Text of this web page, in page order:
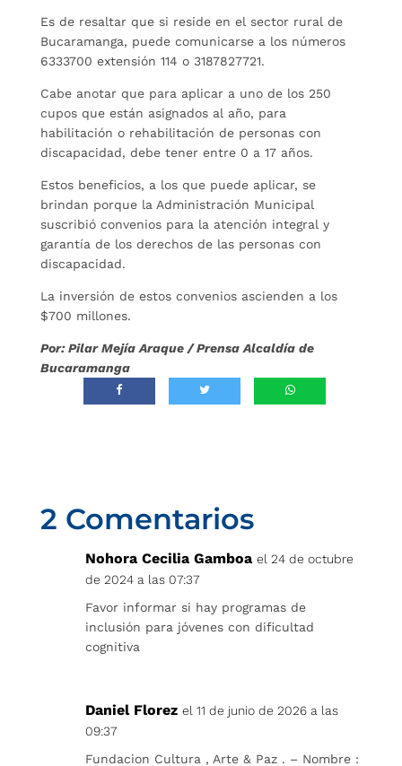
Es de resaltar que si reside en el sector rural de
Bucaramanga, puede comunicarse a los números
6333700 extensión 114 o 3187827721.
Cabe anotar que para aplicar a uno de los 250
cupos que están asignados al año, para
habilitación o rehabilitación de personas con
discapacidad, debe tener entre 0 a 17 años.
Estos beneficios, a los que puede aplicar, se
brindan porque la Administración Municipal
suscribió convenios para la atención integral y
garantía de los derechos de las personas con
discapacidad.
La inversión de estos convenios ascienden a los
$700 millones.
Por: Pilar Mejía Araque / Prensa Alcaldía de
Bucaramanga
2 Comentarios
Nohora Cecilia Gamboa el 24 de octubre
de 2024 a las 07:37
Favor informar si hay programas de
inclusión para jóvenes con dificultad
cognitiva
Daniel Florez el 11 de junio de 2026 a las
09:37
Fundacion Cultura , Arte & Paz . – Nombre :